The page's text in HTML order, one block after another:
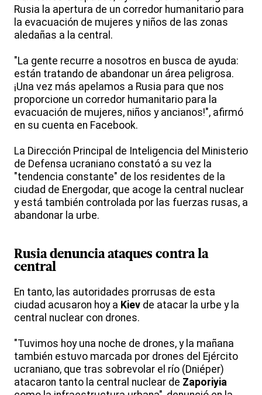
Rusia la apertura de un corredor humanitario para
la evacuación de mujeres y niños de las zonas
aledañas a la central.
"La gente recurre a nosotros en busca de ayuda:
están tratando de abandonar un área peligrosa.
¡Una vez más apelamos a Rusia para que nos
proporcione un corredor humanitario para la
evacuación de mujeres, niños y ancianos!", afirmó
en su cuenta en Facebook.
La Dirección Principal de Inteligencia del Ministerio
de Defensa ucraniano constató a su vez la
"tendencia constante" de los residentes de la
ciudad de Energodar, que acoge la central nuclear
y está también controlada por las fuerzas rusas, a
abandonar la urbe.
Rusia denuncia ataques contra la
central
En tanto, las autoridades prorrusas de esta
ciudad acusaron hoy a Kiev de atacar la urbe y la
central nuclear con drones.
"Tuvimos hoy una noche de drones, y la mañana
también estuvo marcada por drones del Ejército
ucraniano, que tras sobrevolar el río (Dniéper)
atacaron tanto la central nuclear de Zaporiyia